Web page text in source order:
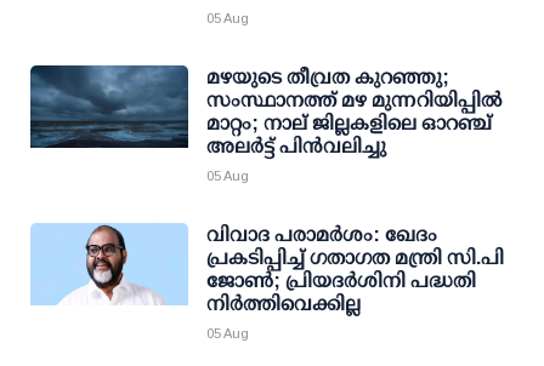
05 Aug
മഴയുടെ തീവ്രത കുറഞ്ഞു;
സംസ്ഥാനത്ത് മഴ മുന്നറിയിപ്പിൽ
മാറ്റം; നാല് ജില്ലകളിലെ ഓറഞ്ച്
അലർട്ട് പിൻവലിച്ചു
05 Aug
വിവാദ പരാമര്‍ശം: ഖേദം
പ്രകടിപ്പിച്ച് ഗതാഗത മന്ത്രി സി.പി
ജോണ്‍; പ്രിയദര്‍ശിനി പദ്ധതി
നിര്‍ത്തിവെക്കില്ല
05 Aug